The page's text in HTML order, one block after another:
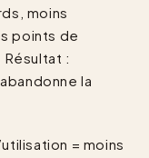
moins
points de
:
la
= moins